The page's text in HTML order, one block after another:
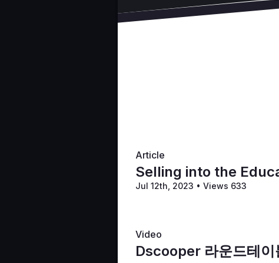
데이턴, 오하이오에 본사를 둔
사용하고 있다고 지적합니다.
에게 직접 보낼 수 있는 실제
교육 시장을 겨냥한 인쇄업체를
건강과 안전을 강조하는 자
하게 소통하는 것이 중요하
습니다. 온라인 경매 기부
일을 사전에 보낼 수 있습
Article
Selling into the
Jul 12th, 2023 • Views 633
Video
Dscooper 라운드테이